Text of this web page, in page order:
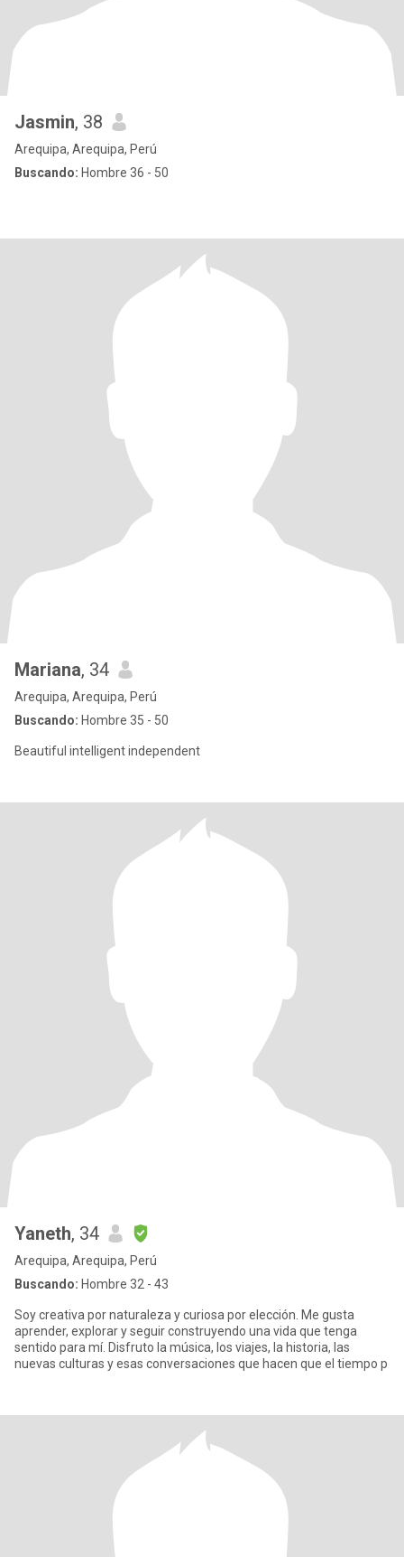
Jasmin, 38
Arequipa, Arequipa, Perú
Buscando: Hombre 36 - 50
Mariana, 34
Arequipa, Arequipa, Perú
Buscando: Hombre 35 - 50
Beautiful intelligent independent
Yaneth, 34
Arequipa, Arequipa, Perú
Buscando: Hombre 32 - 43
Soy creativa por naturaleza y curiosa por elección. Me gusta
aprender, explorar y seguir construyendo una vida que tenga
sentido para mí. Disfruto la música, los viajes, la historia, las
nuevas culturas y esas conversaciones que hacen que el tiempo p